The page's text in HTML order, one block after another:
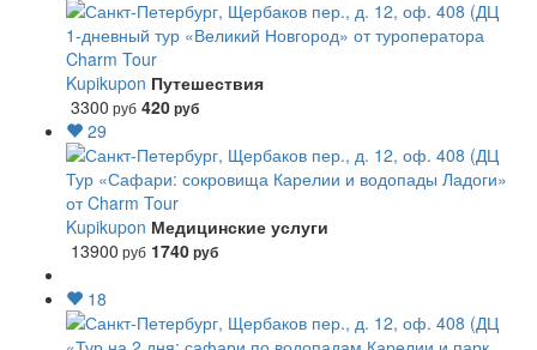
1-дневный тур «Великий Новгород» от туроператора
Charm Tour
Kupikupon Путешествия
3300 руб 420руб
29
Тур «Сафари: сокровища Карелии и водопады Ладоги»
от Charm Tour
Kupikupon Медицинские услуги
13900 руб 1740руб
18